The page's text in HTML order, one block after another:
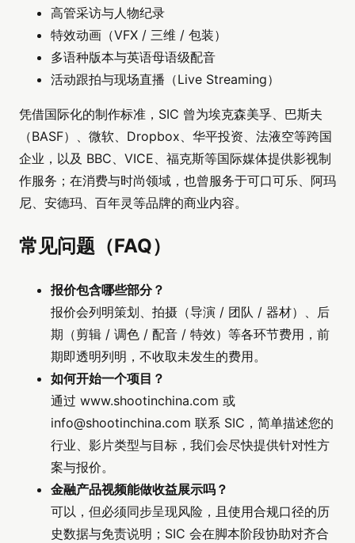
高管采访与人物纪录
特效动画（VFX / 三维 / 包装）
多语种版本与英语母语级配音
活动跟拍与现场直播（Live Streaming）
凭借国际化的制作标准，SIC 曾为埃克森美孚、巴斯夫
（BASF）、微软、Dropbox、华平投资、法液空等跨国
企业，以及 BBC、VICE、福克斯等国际媒体提供影视制
作服务；在消费与时尚领域，也曾服务于可口可乐、阿玛
尼、安德玛、百年灵等品牌的商业内容。
常见问题（FAQ）
报价包含哪些部分？
报价会列明策划、拍摄（导演 / 团队 / 器材）、后
期（剪辑 / 调色 / 配音 / 特效）等各环节费用，前
期即透明列明，不收取未发生的费用。
如何开始一个项目？
通过 www.shootinchina.com 或
info@shootinchina.com 联系 SIC，简单描述您的
行业、影片类型与目标，我们会尽快提供针对性方
案与报价。
金融产品视频能做收益展示吗？
可以，但必须同步呈现风险，且使用合规口径的历
史数据与免责说明；SIC 会在脚本阶段协助对齐合